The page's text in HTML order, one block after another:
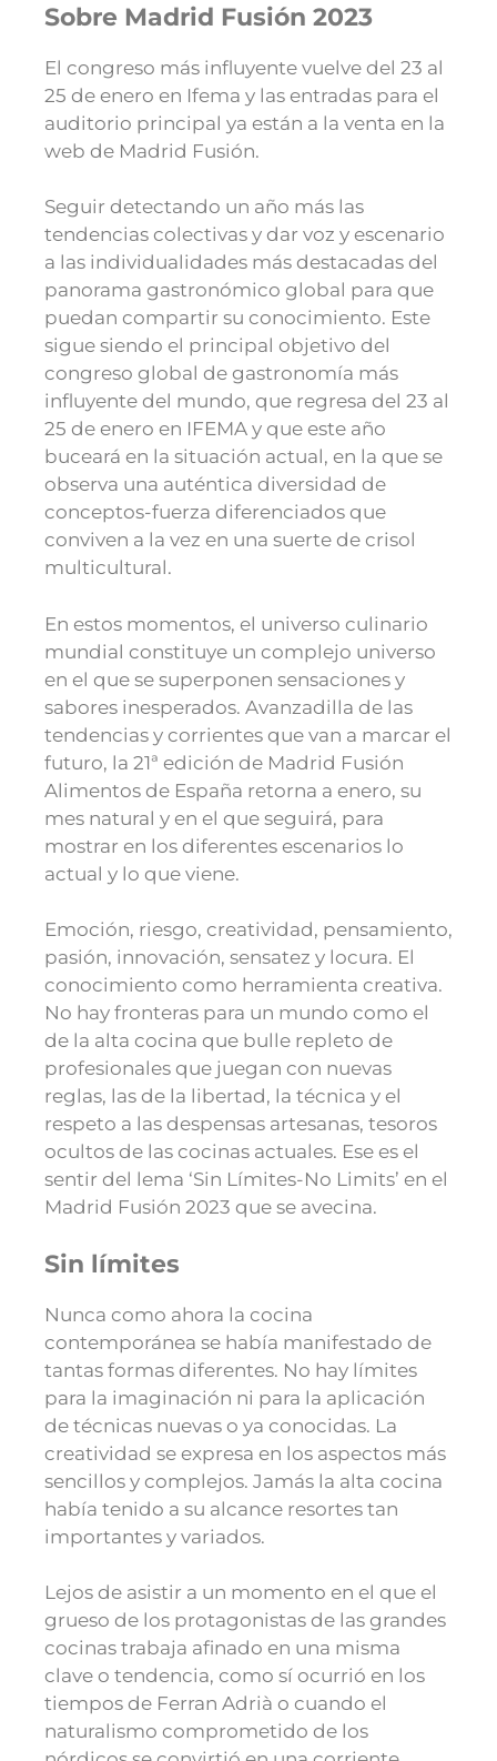
Sobre Madrid Fusión 2023
El congreso más influyente vuelve del 23 al
25 de enero en Ifema y las entradas para el
auditorio principal ya están a la venta en la
web de Madrid Fusión.
Seguir detectando un año más las
tendencias colectivas y dar voz y escenario
a las individualidades más destacadas del
panorama gastronómico global para que
puedan compartir su conocimiento. Este
sigue siendo el principal objetivo del
congreso global de gastronomía más
influyente del mundo, que regresa del 23 al
25 de enero en IFEMA y que este año
buceará en la situación actual, en la que se
observa una auténtica diversidad de
conceptos-fuerza diferenciados que
conviven a la vez en una suerte de crisol
multicultural.
En estos momentos, el universo culinario
mundial constituye un complejo universo
en el que se superponen sensaciones y
sabores inesperados. Avanzadilla de las
tendencias y corrientes que van a marcar el
futuro, la 21ª edición de Madrid Fusión
Alimentos de España retorna a enero, su
mes natural y en el que seguirá, para
mostrar en los diferentes escenarios lo
actual y lo que viene.
Emoción, riesgo, creatividad, pensamiento,
pasión, innovación, sensatez y locura. El
conocimiento como herramienta creativa.
No hay fronteras para un mundo como el
de la alta cocina que bulle repleto de
profesionales que juegan con nuevas
reglas, las de la libertad, la técnica y el
respeto a las despensas artesanas, tesoros
ocultos de las cocinas actuales. Ese es el
sentir del lema ‘Sin Límites-No Limits’ en el
Madrid Fusión 2023 que se avecina.
Sin límites
Nunca como ahora la cocina
contemporánea se había manifestado de
tantas formas diferentes. No hay límites
para la imaginación ni para la aplicación
de técnicas nuevas o ya conocidas. La
creatividad se expresa en los aspectos más
sencillos y complejos. Jamás la alta cocina
había tenido a su alcance resortes tan
importantes y variados.
Lejos de asistir a un momento en el que el
grueso de los protagonistas de las grandes
cocinas trabaja afinado en una misma
clave o tendencia, como sí ocurrió en los
tiempos de Ferran Adrià o cuando el
naturalismo comprometido de los